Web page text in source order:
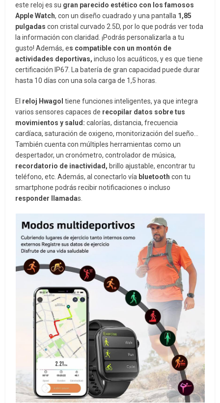
este reloj es su gran parecido estético con los famosos
Apple Watch, con un diseño cuadrado y una pantalla 1,85
pulgadas con cristal curvado 2.5D, por lo que podrás ver toda
la información con claridad. ¡Podrás personalizarla a tu
gusto! Además, es compatible con un montón de
actividades deportivas,incluso los acuáticos, y es que tiene
certificación IP67. La batería de gran capacidad puede durar
hasta 10 días con una sola carga de 1,5 horas.
El reloj Hwagol tiene funciones inteligentes, ya que integra
varios sensores capaces de recopilar datos sobre tus
movimientos y salud: calorías, distancia, frecuencia
cardíaca, saturación de oxigeno, monitorización del sueño…
También cuenta con múltiples herramientas como un
despertador, un cronómetro, controlador de música,
recordatorio de inactividad, brillo ajustable, encontrar tu
teléfono, etc. Además, al conectarlo vía bluetooth con tu
smartphone podrás recibir notificaciones o incluso
responder llamadas.